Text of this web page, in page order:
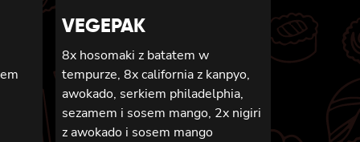
VEGEPAK
8x hosomaki z batatem w
tempurze, 8x california z kanpyo,
awokado, serkiem philadelphia,
sezamem i sosem mango, 2x nigiri
z awokado i sosem mango